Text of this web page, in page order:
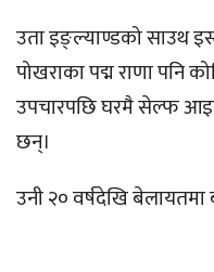
उता इङ्ल्याण्डको साउथ
पोखराका पद्म राणा पनि
उपचारपछि घरमै सेल्फ
छन्।
उनी २० वर्षदेखि